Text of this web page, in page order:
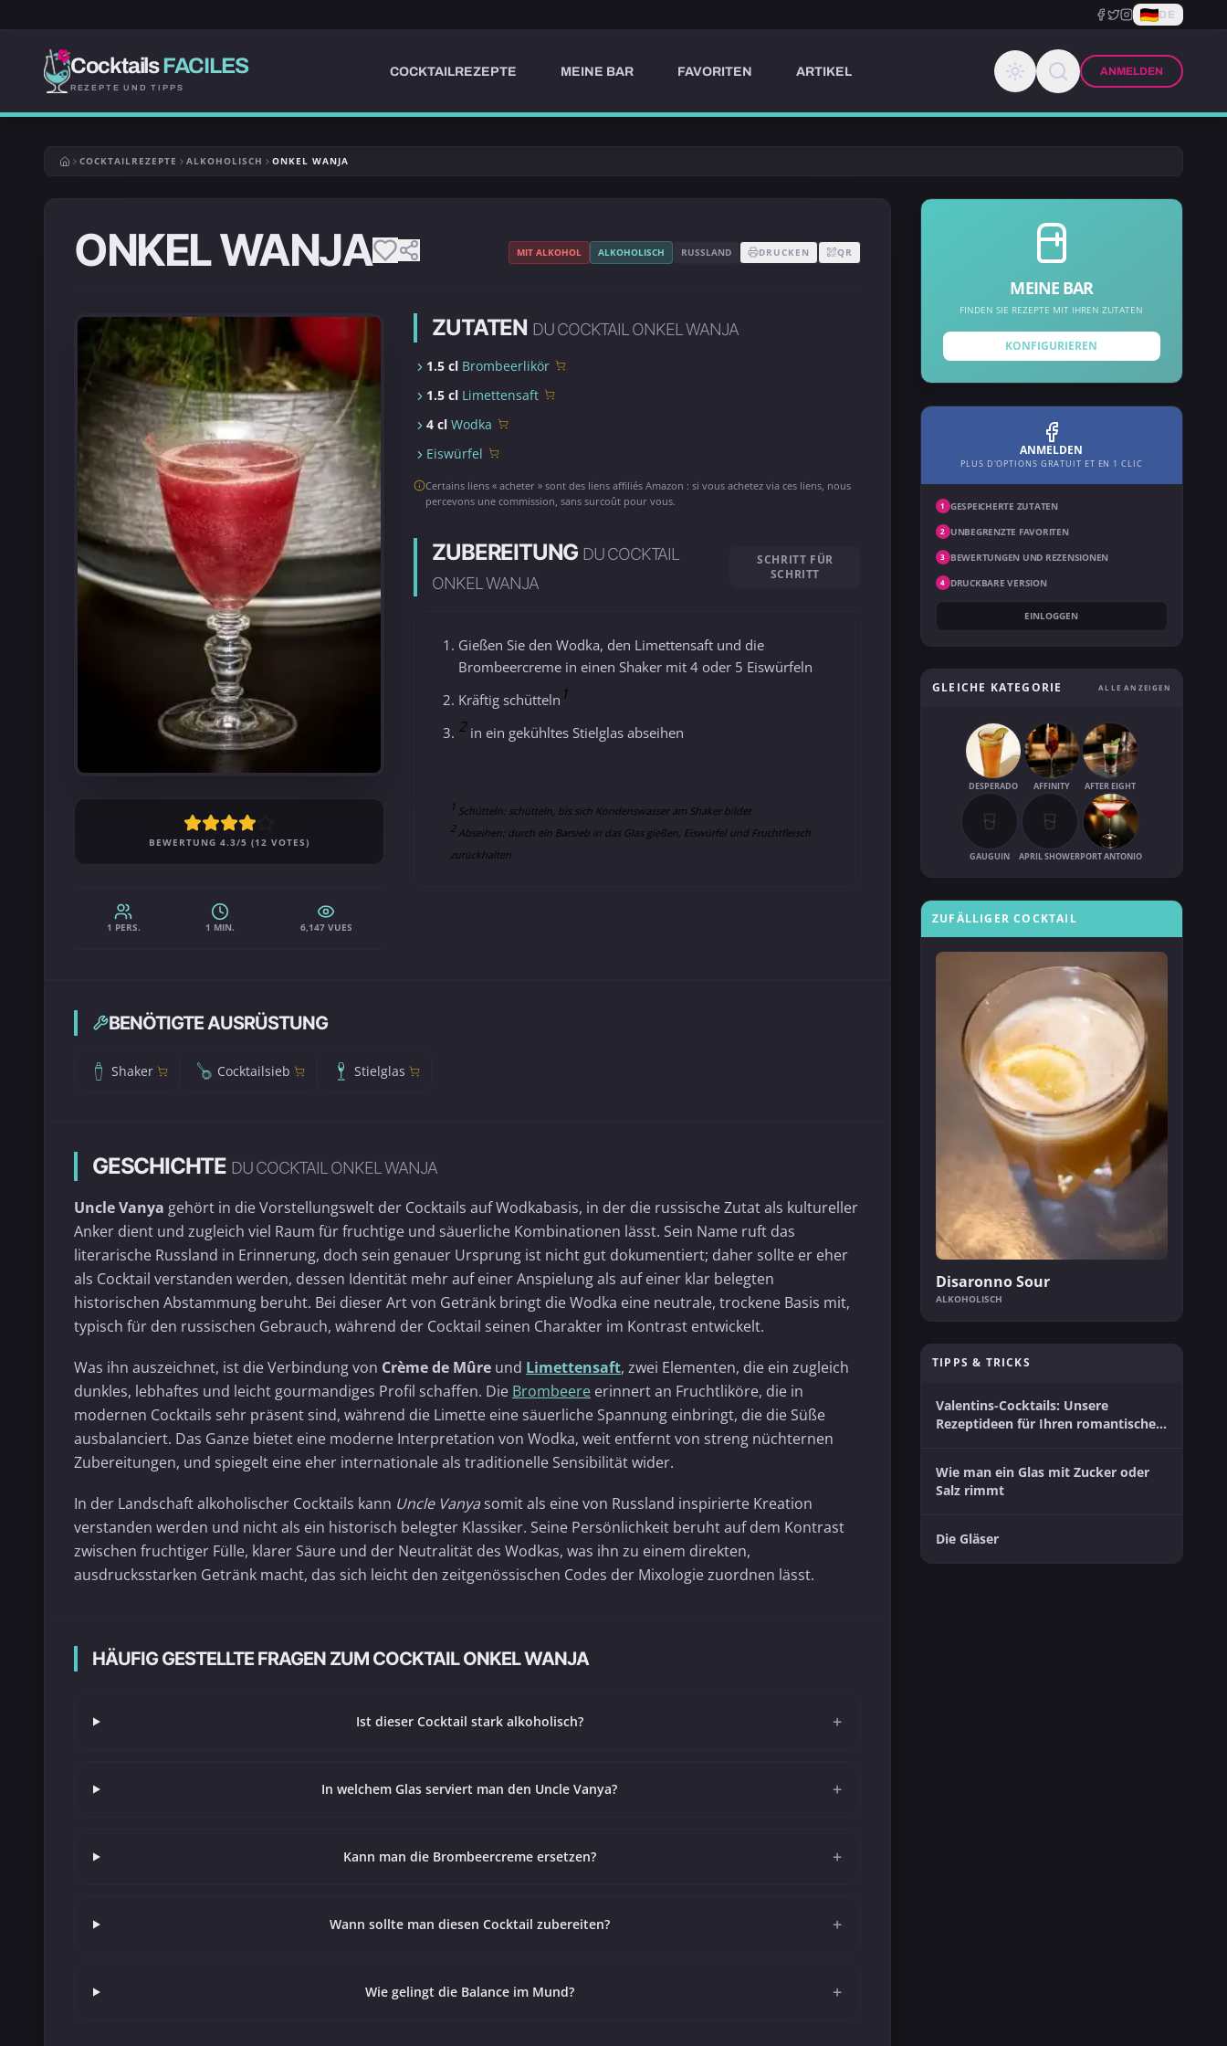
DE
CocktailsFACILES
REZEPTE UND TIPPS
COCKTAILREZEPTE MEINE BAR FAVORITEN ARTIKEL ANMELDEN
COCKTAILREZEPTE ALKOHOLISCH ONKEL WANJA
ONKEL WANJA MIT ALKOHOL ALKOHOLISCH RUSSLAND DRUCKEN QR
BEWERTUNG 4.3/5 (12 VOTES)
1 PERS. 1 MIN. 6,147 VUES
ZUTATEN DU COCKTAIL ONKEL WANJA
1.5 cl Brombeerlikör
1.5 cl Limettensaft
4 clWodka
Eiswürfel
Certains liens « acheter » sont des liens affiliés Amazon : si vous achetez via ces liens, nous
percevons une commission, sans surcoût pour vous.
ZUBEREITUNG DU COCKTAIL
ONKEL WANJA
SCHRITT FÜR
SCHRITT
Gießen Sie den Wodka, den Limettensaft und die
Brombeercreme in einen Shaker mit 4 oder 5 Eiswürfeln
Kräftig schütteln 1
2 in ein gekühltes Stielglas abseihen
1 Schütteln: schütteln, bis sich Kondenswasser am Shaker bildet
2Abseihen: durch ein Barsieb in das Glas gießen, Eiswürfel und Fruchtfleisch
zurückhalten
BENÖTIGTE AUSRÜSTUNG
Shaker Cocktailsieb Stielglas
GESCHICHTE DU COCKTAIL ONKEL WANJA
Uncle Vanya gehört in die Vorstellungswelt der Cocktails auf Wodkabasis, in der die russische Zutat als kultureller
Anker dient und zugleich viel Raum für fruchtige und säuerliche Kombinationen lässt. Sein Name ruft das
literarische Russland in Erinnerung, doch sein genauer Ursprung ist nicht gut dokumentiert; daher sollte er eher
als Cocktail verstanden werden, dessen Identität mehr auf einer Anspielung als auf einer klar belegten
historischen Abstammung beruht. Bei dieser Art von Getränk bringt die Wodka eine neutrale, trockene Basis mit,
typisch für den russischen Gebrauch, während der Cocktail seinen Charakter im Kontrast entwickelt.
Was ihn auszeichnet, ist die Verbindung von Crème de Mûre und Limettensaft, zwei Elementen, die ein zugleich
dunkles, lebhaftes und leicht gourmandiges Profil schaffen. Die Brombeere erinnert an Fruchtliköre, die in
modernen Cocktails sehr präsent sind, während die Limette eine säuerliche Spannung einbringt, die die Süße
ausbalanciert. Das Ganze bietet eine moderne Interpretation von Wodka, weit entfernt von streng nüchternen
Zubereitungen, und spiegelt eine eher internationale als traditionelle Sensibilität wider.
In der Landschaft alkoholischer Cocktails kann Uncle Vanya somit als eine von Russland inspirierte Kreation
verstanden werden und nicht als ein historisch belegter Klassiker. Seine Persönlichkeit beruht auf dem Kontrast
zwischen fruchtiger Fülle, klarer Säure und der Neutralität des Wodkas, was ihn zu einem direkten,
ausdrucksstarken Getränk macht, das sich leicht den zeitgenössischen Codes der Mixologie zuordnen lässt.
HÄUFIG GESTELLTE FRAGEN ZUM COCKTAIL ONKEL WANJA
Ist dieser Cocktail stark alkoholisch? +
In welchem Glas serviert man den Uncle Vanya? +
Kann man die Brombeercreme ersetzen? +
Wann sollte man diesen Cocktail zubereiten? +
Wie gelingt die Balance im Mund? +
MEINE BAR
FINDEN SIE REZEPTE MIT IHREN ZUTATEN
KONFIGURIEREN
ANMELDEN
PLUS D'OPTIONS GRATUIT ET EN 1 CLIC
1 GESPEICHERTE ZUTATEN
2 UNBEGRENZTE FAVORITEN
3 BEWERTUNGEN UND REZENSIONEN
4 DRUCKBARE VERSION
EINLOGGEN
GLEICHE KATEGORIE ALLE ANZEIGEN
DESPERADO AFFINITY AFTER EIGHT
GAUGUIN APRIL SHOWERPORT ANTONIO
ZUFÄLLIGER COCKTAIL
Disaronno Sour
ALKOHOLISCH
TIPPS & TRICKS
Valentins-Cocktails: Unsere
Rezeptideen für Ihren romantischen
Wie man ein Glas mit Zucker oder
Salz rimmt
Die Gläser